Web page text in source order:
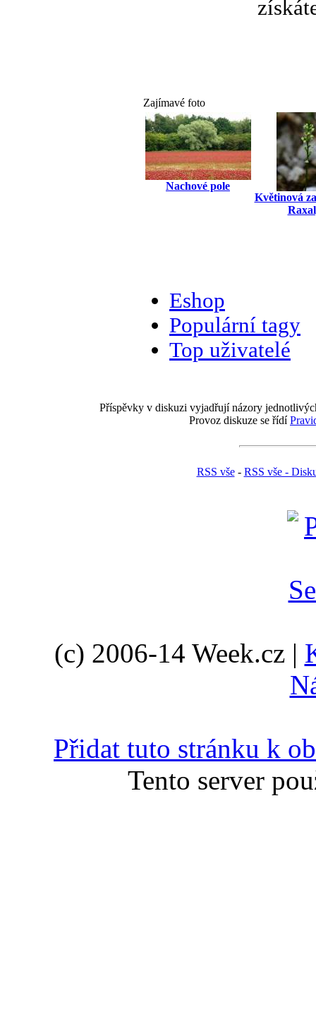
Zajímavé foto
Nachové pole
Květinová
Eshop
Populární tagy
Top uživatelé
Příspěvky v diskuzi vyjadřují názory
Provoz diskuze se řídí
RSS vše- RSS vše -
(c) 2006-14 Week.cz |
Přidat tuto stránku k
Tento server